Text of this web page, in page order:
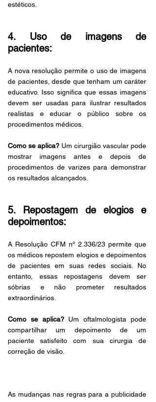
estéticos.
4. Uso de imagens de
pacientes:
A nova resolução permite o uso de imagens
de pacientes, desde que tenham um caráter
educativo. Isso significa que essas imagens
devem ser usadas para ilustrar resultados
realistas e educar o público sobre os
procedimentos médicos.
Como se aplica? Um cirurgião vascular pode
mostrar imagens antes e depois de
procedimentos de varizes para demonstrar
os resultados alcançados.
5. Repostagem de elogios e
depoimentos:
A Resolução CFM nº 2.336/23 permite que
os médicos repostem elogios e depoimentos
de pacientes em suas redes sociais. No
entanto, essas repostagens devem ser
sóbrias e não prometer resultados
extraordinários.
Como se aplica? Um oftalmologista pode
compartilhar um depoimento de um
paciente satisfeito com sua cirurgia de
correção de visão.
As mudanças nas regras para a publicidade